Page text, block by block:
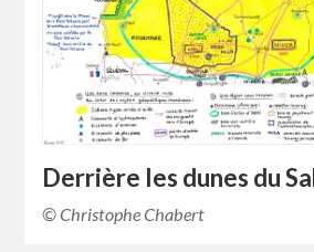
Derrière les dunes du
© Christophe Chabert